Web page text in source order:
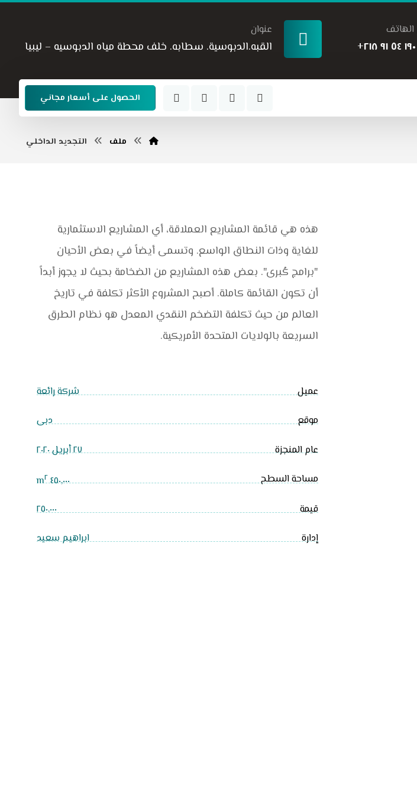
عنوان
القبه.الدبوسية. سطابه. خلف محطة مياه الدبوسيه – ليبيا
الهاتف
الحصول على أسعار مجاني
ملف التجديد الداخلي
هذه هي قائمة المشاريع العملاقة، أي المشاريع الاستثمارية
للغاية وذات النطاق الواسع. وتسمى أيضاً في بعض الأحيان
"برامج كُبرى". بعض هذه المشاريع من الضخامة بحيث لا يجوز أبداً
أن تكون القائمة كاملة. أصبح المشروع الأكثر تكلفة في تاريخ
العالم من حيث تكلفة التضخم النقدي المعدل هو نظام الطرق
السريعة بالولايات المتحدة الأمريكية.
عميل
شركة رائعة
موقع
دبی
عام المنجزة
٢٧ أبريل ٢٠٢٠
مساحة السطح
٤٥٠,٠٠٠ m٢
قيمة
٢٥٠.٠٠٠
إدارة
ابراهيم سعيد